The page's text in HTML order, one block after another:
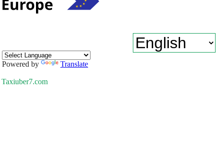
Powered by Translate
Taxiuber7.com